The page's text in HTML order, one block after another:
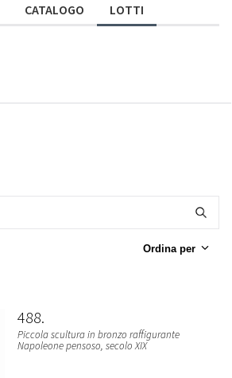
CATALOGO LOTTI
Ordina per
488
Piccola scultura in bronzo raffigurante
Napoleone pensoso, secolo XIX